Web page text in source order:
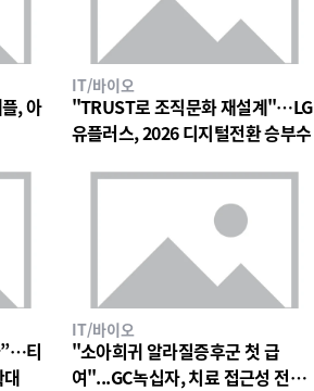
, 아
IT/바이오
"TRUST로 조직문화 재설계"…LG
유플러스, 2026 디지털전환 승부수
”…티
IT/바이오
"소아희귀 알라질증후군 첫 급
여"...GC녹십자, 치료 접근성 전환